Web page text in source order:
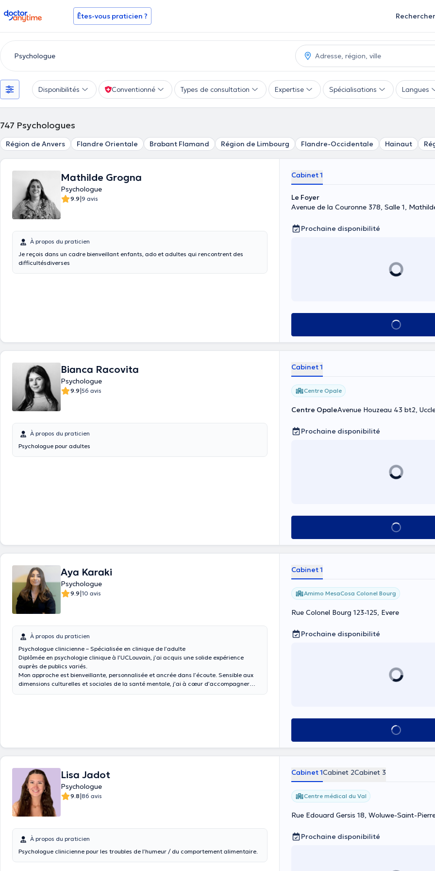
doctoranytime Êtes-vous praticien ? Rechercher
Disponibilités Conventionné Types de consultation Expertise Spécialisations Langues
747 Psychologues
Région de Anvers Flandre Orientale Brabant Flamand Région de Limbourg Flandre-Occidentale Hainaut
Mathilde Grogna
Psychologue
9.9|9 avis
À propos du praticien
Je reçois dans un cadre bienveillant enfants, ado et adultes qui rencontrent des
difficultésdiverses
Cabinet 1
Le Foyer
Avenue de la Couronne 378, Salle 1,
Prochaine disponibilité
Voir tout
Bianca Racovita
Psychologue
9.9|56 avis
À propos du praticien
Psychologue pour adultes
Cabinet 1
Centre Opale
Centre OpaleAvenue Houzeau 43 bt2,
Prochaine disponibilité
Voir tout
Aya Karaki
Psychologue
9.9|10 avis
À propos du praticien
Psychologue clinicienne – Spécialisée en clinique de l’adulte
Diplômée en psychologie clinique à l’UCLouvain, j’ai acquis une solide expérience
auprès de publics variés.
Mon approche est bienveillante, personnalisée et ancrée dans l’écoute. Sensible aux
dimensions culturelles et sociales de la santé mentale, j’ai à cœur d’accompagner
Cabinet 1
Amimo MesaCosa Colonel Bourg
Rue Colonel Bourg 123-125, Evere
Prochaine disponibilité
Voir tout
Lisa Jadot
Psychologue
9.8|86 avis
À propos du praticien
Psychologue clinicienne pour les troubles de l’humeur / du comportement alimentaire.
Cabinet 1Cabinet 2Cabinet 3
Centre médical du Val
Rue Edouard Gersis 18, Woluwe-Saint-
Prochaine disponibilité